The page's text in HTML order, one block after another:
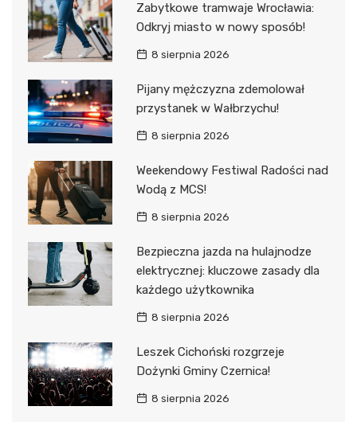
Zabytkowe tramwaje Wrocławia:
Odkryj miasto w nowy sposób!
8 sierpnia 2026
Pijany mężczyzna zdemolował
przystanek w Wałbrzychu!
8 sierpnia 2026
Weekendowy Festiwal Radości nad
Wodą z MCS!
8 sierpnia 2026
Bezpieczna jazda na hulajnodze
elektrycznej: kluczowe zasady dla
każdego użytkownika
8 sierpnia 2026
Leszek Cichoński rozgrzeje
Dożynki Gminy Czernica!
8 sierpnia 2026